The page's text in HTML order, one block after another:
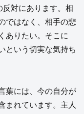
反対にあります。相
ではなく、相手の悲
ありたい。そこに
という切実な気持ち
葉には、今の自分が
まれています。主人